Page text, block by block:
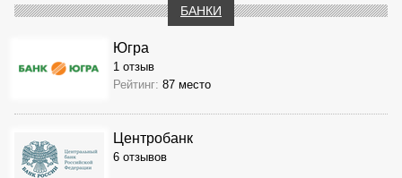
БАНКИ
Югра
1 отзыв
Рейтинг: 87 место
Центробанк
6 отзывов